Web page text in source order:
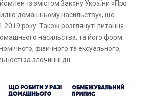
із змістом Закону України «Про
домашньому насильству», що
року. Також розглянуті питання
насильства, та його форм:
фізичного та ексуального,
за злочинні дії.